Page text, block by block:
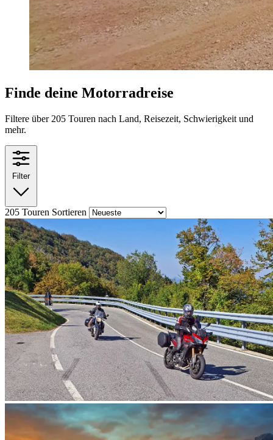
Finde deine Motorradreise
Filtere über 205 Touren nach Land, Reisezeit, Schwierigkeit und
mehr.
Filter
205 Touren Sortieren